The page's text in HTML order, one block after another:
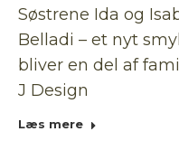
Søstrene Ida og
Belladi – et nyt
bliver en del af
J Design
Læs mere